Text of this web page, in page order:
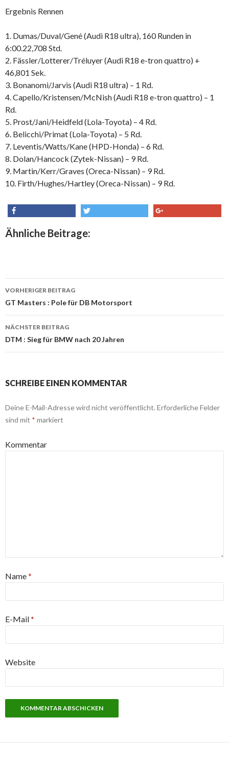
Ergebnis Rennen
1. Dumas/Duval/Gené (Audi R18 ultra), 160 Runden in
6:00.22,708 Std.
2. Fässler/Lotterer/Tréluyer (Audi R18 e-tron quattro) +
46,801 Sek.
3. Bonanomi/Jarvis (Audi R18 ultra) – 1 Rd.
4. Capello/Kristensen/McNish (Audi R18 e-tron quattro) – 1
Rd.
5. Prost/Jani/Heidfeld (Lola-Toyota) – 4 Rd.
6. Belicchi/Primat (Lola-Toyota) – 5 Rd.
7. Leventis/Watts/Kane (HPD-Honda) – 6 Rd.
8. Dolan/Hancock (Zytek-Nissan) – 9 Rd.
9. Martin/Kerr/Graves (Oreca-Nissan) – 9 Rd.
10. Firth/Hughes/Hartley (Oreca-Nissan) – 9 Rd.
share
Ähnliche Beitrage:
Beitrags-
Navigation
VORHERIGER BEITRAG
GT Masters : Pole für DB Motorsport
NÄCHSTER BEITRAG
DTM : Sieg für BMW nach 20 Jahren
SCHREIBE EINEN KOMMENTAR
Deine E-Mail-Adresse wird nicht veröffentlicht. Erforderliche Felder
sind mit * markiert
Kommentar
Name*
E-Mail*
Website